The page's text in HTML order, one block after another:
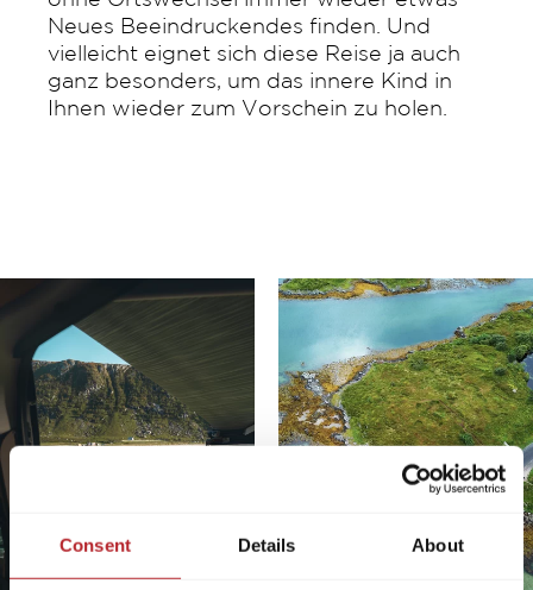
Consent Details About
Neues Beeindruckendes finden. Und
vielleicht eignet sich diese Reise ja auch
ganz besonders, um das innere Kind in
Ihnen wieder zum Vorschein zu holen.